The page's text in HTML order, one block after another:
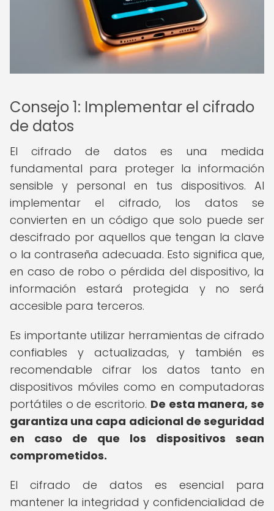
Consejo 1: Implementar el cifrado
de datos
El cifrado de datos es una medida
fundamental para proteger la información
sensible y personal en tus dispositivos. Al
implementar el cifrado, los datos se
convierten en un código que solo puede ser
descifrado por aquellos que tengan la clave
o la contraseña adecuada. Esto significa que,
en caso de robo o pérdida del dispositivo, la
información estará protegida y no será
accesible para terceros.
Es importante utilizar herramientas de cifrado
confiables y actualizadas, y también es
recomendable cifrar los datos tanto en
dispositivos móviles como en computadoras
portátiles o de escritorio. De esta manera, se
garantiza una capa adicional de seguridad
en caso de que los dispositivos sean
comprometidos.
El cifrado de datos es esencial para
mantener la integridad y confidencialidad de